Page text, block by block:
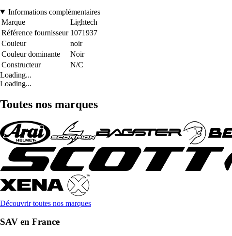
Informations complémentaires
Marque
Lightech
Référence fournisseur 1071937
Couleur
noir
Couleur dominante
Noir
Constructeur
N/C
Loading...
Loading...
Toutes nos marques
Découvrir toutes nos marques
SAV en France